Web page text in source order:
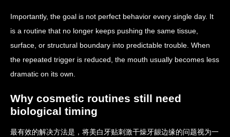
Importantly, the goal is not perfect behavior every single day. It
is a routine that no longer keeps pushing the same tissue,
surface, or structural boundary into predictable trouble. When
the repeated trigger is reduced, the mouth usually becomes less
dramatic on its own.
Why cosmetic routines still need
biological timing
最有效的解决方法是，将美白牙贴刺激干燥牙龈边缘的问题视为一